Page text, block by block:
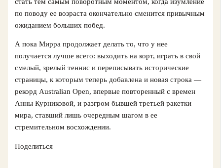
по поводу ее возраста окончательно сменится привычным
ожиданием больших побед.
А пока Мирра продолжает делать то, что у нее
получается лучше всего: выходить на корт, играть в свой
смелый, зрелый теннис и переписывать исторические
страницы, к которым теперь добавлена и новая строка —
рекорд Australian Open, впервые повторенный с времен
Анны Курниковой, и разгром бывшей третьей ракетки
мира, ставший лишь очередным шагом в ее
стремительном восхождении.
Поделиться